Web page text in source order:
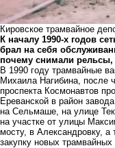
Кировское трамвайное
К началу 1990-х годов
брал на себя
почему снимали рельсы,
В 1990 году трамвайные
Михаила Нагибина, после
проспекта Космонавтов
Ереванской в район
на Сельмаше, на улице
на участке от улицы
мосту, в Александровку,
закупку новых